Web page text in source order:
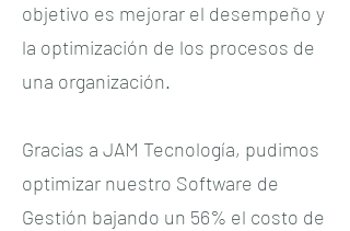
objetivo es mejorar el desempeño y
la optimización de los procesos de
una organización.
Gracias a JAM Tecnología, pudimos
optimizar nuestro Software de
Gestión bajando un 56% el costo de